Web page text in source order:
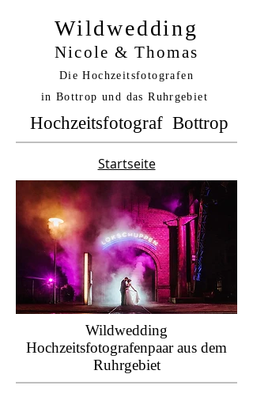
Wildwedding
Nicole & Thomas
Die Hochzeitsfotografen
in Bottrop und das Ruhrgebiet
Hochzeitsfotograf Bottrop
Startseite
Wildwedding
Hochzeitsfotografenpaar aus dem
Ruhrgebiet